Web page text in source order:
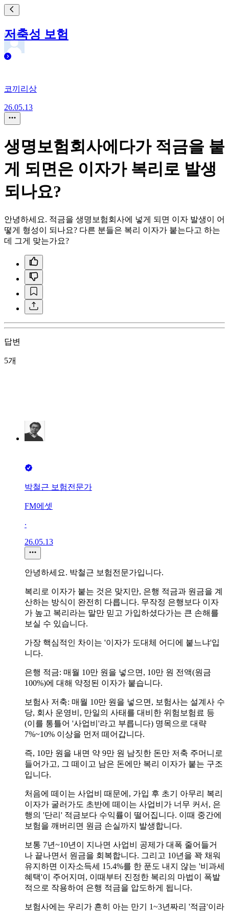
저축성 보험
코끼리상
26.05.13
생명보험회사에다가 적금을 붙
게 되면은 이자가 복리로 발생
되나요?
안녕하세요. 적금을 생명보험회사에 넣게 되면 이자 발생이 어
떻게 형성이 되나요? 다른 분들은 복리 이자가 붙는다고 하는
데 그게 맞는가요?
답변
5개
박철근 보험전문가
FM에셋
∙
26.05.13
안녕하세요. 박철근 보험전문가입니다.
복리로 이자가 붙는 것은 맞지만, 은행 적금과 원금을 계
산하는 방식이 완전히 다릅니다. 무작정 은행보다 이자
가 높고 복리라는 말만 믿고 가입하셨다가는 큰 손해를
보실 수 있습니다.
가장 핵심적인 차이는 '이자가 도대체 어디에 붙느냐'입
니다.
은행 적금: 매월 10만 원을 넣으면, 10만 원 전액(원금
100%)에 대해 약정된 이자가 붙습니다.
보험사 저축: 매월 10만 원을 넣으면, 보험사는 설계사 수
당, 회사 운영비, 만일의 사태를 대비한 위험보험료 등
(이를 통틀어 '사업비'라고 부릅니다) 명목으로 대략
7%~10% 이상을 먼저 떼어갑니다.
즉, 10만 원을 내면 약 9만 원 남짓한 돈만 저축 주머니로
들어가고, 그 떼이고 남은 돈에만 복리 이자가 붙는 구조
입니다.
처음에 떼이는 사업비 때문에, 가입 후 초기 아무리 복리
이자가 굴러가도 초반에 떼이는 사업비가 너무 커서, 은
행의 '단리' 적금보다 수익률이 떨어집니다. 이때 중간에
보험을 깨버리면 원금 손실까지 발생합니다.
보통 7년~10년이 지나면 사업비 공제가 대폭 줄어들거
나 끝나면서 원금을 회복합니다. 그리고 10년을 꽉 채워
유지하면 이자소득세 15.4%를 한 푼도 내지 않는 '비과세
혜택'이 주어지며, 이때부터 진정한 복리의 마법이 폭발
적으로 작용하여 은행 적금을 압도하게 됩니다.
보험사에는 우리가 흔히 아는 만기 1~3년짜리 '적금'이라